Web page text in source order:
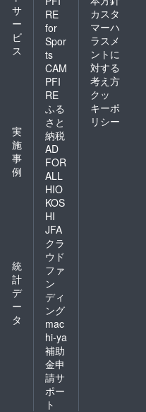
サ
ー
ビ
ス
実
施
事
例
統
計
デ
ー
タ
RE
for
Spor
ts
CAM
PFI
RE
ふる
さと
納税
AD
FOR
ALL
HIO
KOS
HI
JFA
クラ
ウド
ファ
ン
ディ
ング
mac
hi-ya
補助
金申
請サ
ポー
ト
カスタ
マーハ
ラスメ
ントに
対する
考え方
クッ
キーポ
リシー